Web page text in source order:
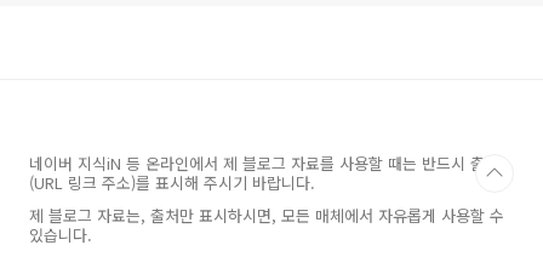
네이버 지식iN 등 온라인에서 제 블로그 자료를 사용할 때는 반드시 출처
(URL 링크 주소)를 표시해 주시기 바랍니다.
제 블로그 자료는, 출처만 표시하시면, 모든 매체에서 자유롭게 사용할 수
있습니다.